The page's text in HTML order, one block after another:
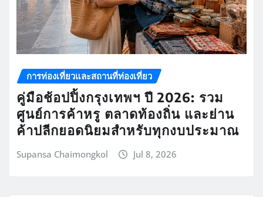
การท่องเที่ยวและสถานที่ท่องเที่ยว
คู่มือช้อปปิ้งกรุงเทพฯ ปี 2026: รวม
ศูนย์การค้าหรู ตลาดท้องถิ่น และย่าน
ค้าปลีกยอดนิยมสำหรับทุกงบประมาณ
Supansa Chaimongkol Jul 8, 2026